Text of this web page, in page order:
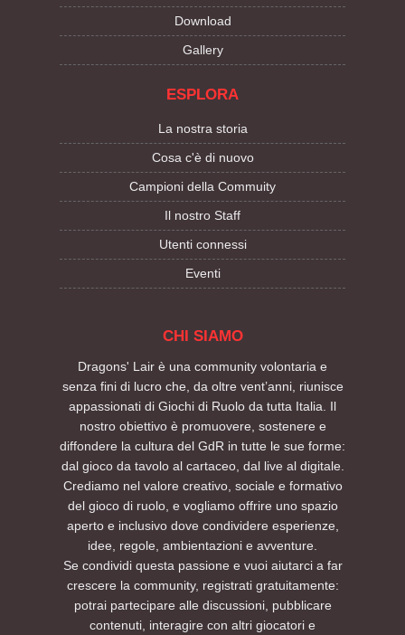
Download
Gallery
ESPLORA
La nostra storia
Cosa c'è di nuovo
Campioni della Commuity
Il nostro Staff
Utenti connessi
Eventi
CHI SIAMO
Dragons' Lair è una community volontaria e
senza fini di lucro che, da oltre vent’anni, riunisce
appassionati di Giochi di Ruolo da tutta Italia. Il
nostro obiettivo è promuovere, sostenere e
diffondere la cultura del GdR in tutte le sue forme:
dal gioco da tavolo al cartaceo, dal live al digitale.
Crediamo nel valore creativo, sociale e formativo
del gioco di ruolo, e vogliamo offrire uno spazio
aperto e inclusivo dove condividere esperienze,
idee, regole, ambientazioni e avventure.
Se condividi questa passione e vuoi aiutarci a far
crescere la community, registrati gratuitamente:
potrai partecipare alle discussioni, pubblicare
contenuti, interagire con altri giocatori e